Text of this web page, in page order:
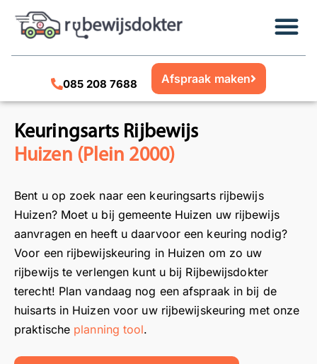
085 208 7688 Afspraak maken
Keuringsarts Rijbewijs
Huizen (Plein 2000)
Bent u op zoek naar een keuringsarts rijbewijs
Huizen? Moet u bij gemeente Huizen uw rijbewijs
aanvragen en heeft u daarvoor een keuring nodig?
Voor een rijbewijskeuring in Huizen om zo uw
rijbewijs te verlengen kunt u bij Rijbewijsdokter
terecht! Plan vandaag nog een afspraak in bij de
huisarts in Huizen voor uw rijbewijskeuring met onze
praktische planning tool.